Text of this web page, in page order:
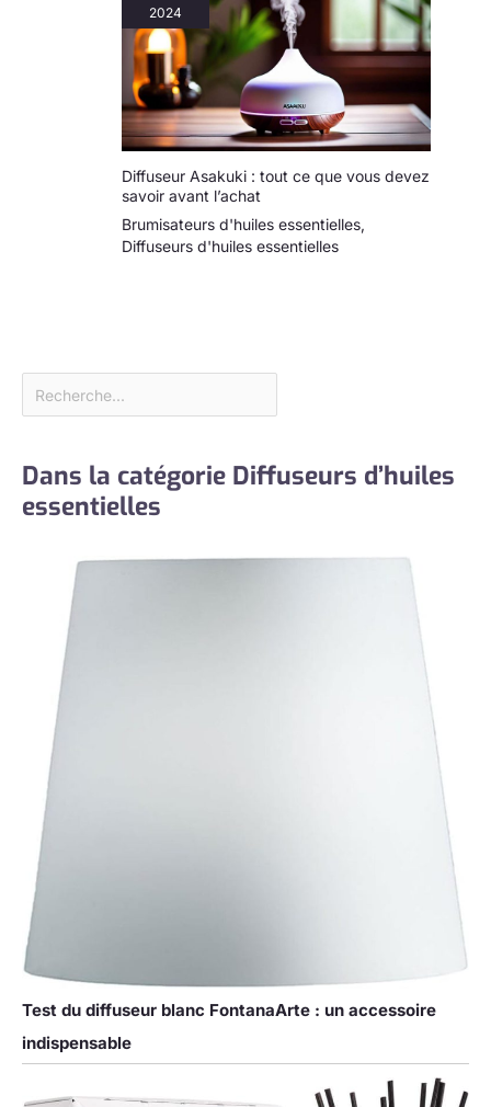
2024
Diffuseur Asakuki : tout ce que vous devez
savoir avant l’achat
Brumisateurs d'huiles essentielles,
Diffuseurs d'huiles essentielles
Dans la catégorie Diffuseurs d’huiles
essentielles
Test du diffuseur blanc FontanaArte : un accessoire
indispensable